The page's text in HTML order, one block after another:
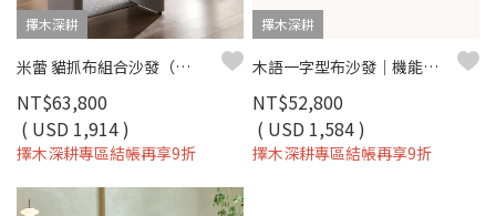
擇木深耕
米蕾 貓抓布組合沙發（二色）｜防潑水耐磨 × 模組靈活拼接– 擇木深耕
NT$63,800
( USD 1,914 )
擇木深耕專區結帳再享9折
擇木深耕
木語一字型布沙發｜機能圓機布 × 白蠟木扶手 × 收納設計 – 擇木深耕
NT$52,800
( USD 1,584 )
擇木深耕專區結帳再享9折